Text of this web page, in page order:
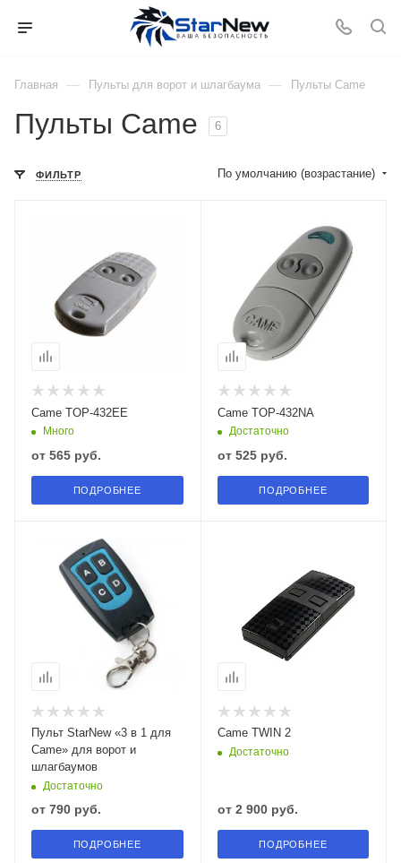
Главная — Пульты для ворот и шлагбаума — Пульты Came
Пульты Came 6
ФИЛЬТР По умолчанию (возрастание)
Came TOP-432EE
Много
от 565 руб.
ПОДРОБНЕЕ
Came TOP-432NA
Достаточно
от 525 руб.
ПОДРОБНЕЕ
Пульт StarNew «3 в 1 для
Came» для ворот и
шлагбаумов
Достаточно
от 790 руб.
ПОДРОБНЕЕ
Came TWIN 2
Достаточно
от 2 900 руб.
ПОДРОБНЕЕ